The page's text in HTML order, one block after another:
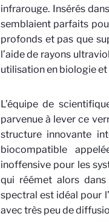
infrarouge. Insérés
semblaient parfaits
profonds et pas que
l’aide de rayons
utilisation en biologie et
L’équipe de
parvenue à lever ce
structure innovante
biocompatible
inoffensive pour les
qui réémet alors
spectral est idéal pour
avec très peu de